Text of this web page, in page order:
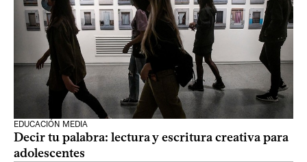
EDUCACIÓN MEDIA
Decir tu palabra: lectura y escritura creativa para
adolescentes